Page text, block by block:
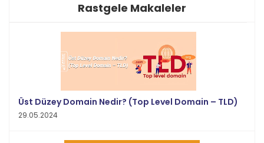
Rastgele Makaleler
Üst Düzey Domain Nedir? (Top Level Domain – TLD)
29.05.2024